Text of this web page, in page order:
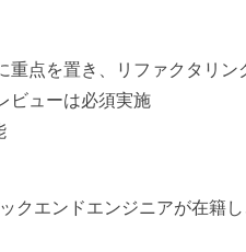
重点を置き、リファクタリ
ビューは必須実施
クエンドエンジニアが在籍